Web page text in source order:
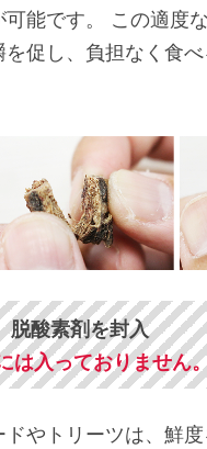
能です。 この適度
促し、負担なく食
脱酸素剤を封入
は入っておりません
やトリーツは、鮮